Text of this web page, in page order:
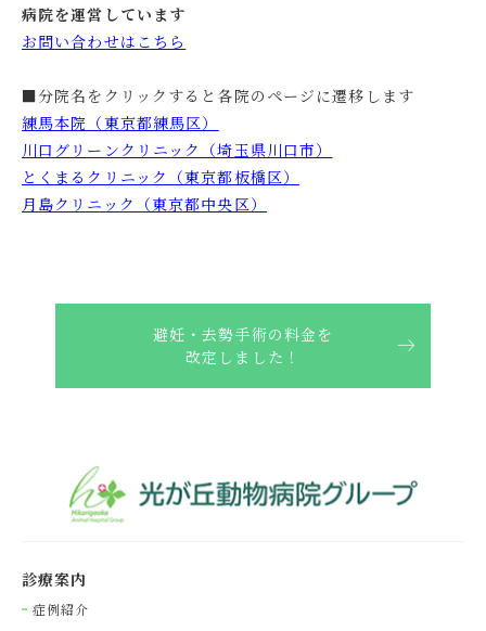
病院を運営しています
お問い合わせはこちら
■分院名をクリックすると各院のページに遷移します
練馬本院（東京都練馬区）
川口グリーンクリニック（埼玉県川口市）
とくまるクリニック（東京都板橋区）
月島クリニック（東京都中央区）
避妊・去勢手術の料金を
改定しました！
診療案内
症例紹介